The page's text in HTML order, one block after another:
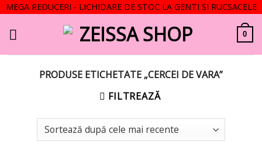
MEGA REDUCERI - LICHIDARE DE STOC LA GENTI SI RUCSACELE
0
PRODUSE ETICHETATE „CERCEI DE VARA”
FILTREAZĂ